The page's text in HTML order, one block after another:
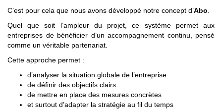
C’est pour cela que nous avons développé notre concept d’Abo
Quel que soit l’ampleur du projet, ce système permet aux
entreprises de bénéficier d’un accompagnement continu, pensé
comme un véritable partenariat.
Cette approche permet :
d’analyser la situation globale de l’entreprise
de définir des objectifs clairs
de mettre en place des mesures concrètes
et surtout d’adapter la stratégie au fil du temps